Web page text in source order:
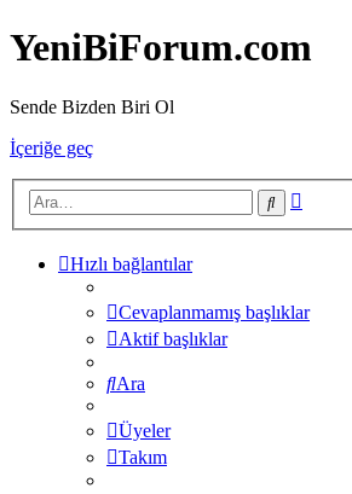
YeniBiForum.com
Sende Bizden Biri Ol
İçeriğe geç
Ara
Hızlı bağlantılar
Cevaplanmamış başlıklar
Aktif başlıklar
Ara
Üyeler
Takım